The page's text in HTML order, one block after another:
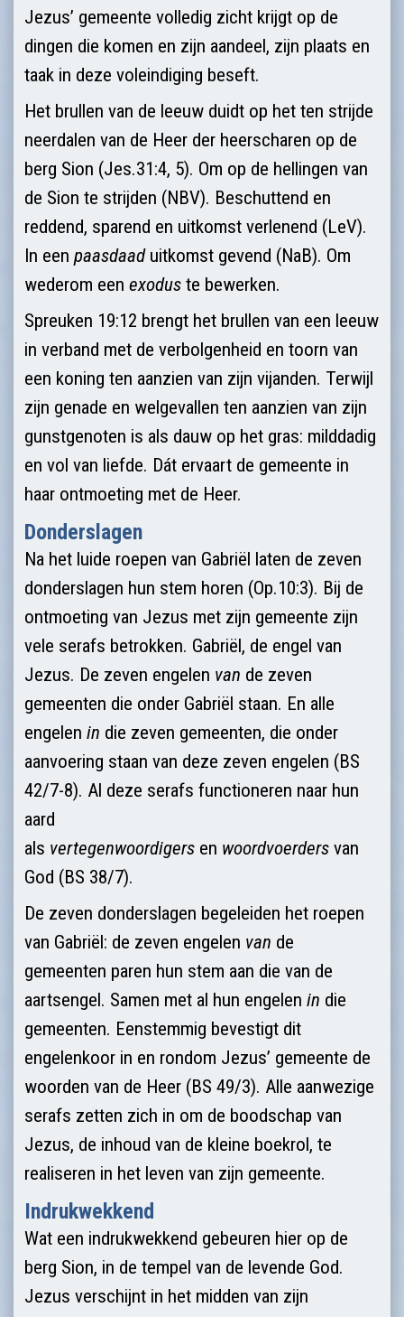
Jezus’ gemeente volledig zicht krijgt op de
dingen die komen en zijn aandeel, zijn plaats en
taak in deze voleindiging beseft.
Het brullen van de leeuw duidt op het ten strijde
neerdalen van de Heer der heerscharen op de
berg Sion (Jes.31:4, 5). Om op de hellingen van
de Sion te strijden (NBV). Beschuttend en
reddend, sparend en uitkomst verlenend (LeV).
In een paasdaaduitkomst gevend (NaB). Om
wederom een exodus te bewerken.
Spreuken 19:12 brengt het brullen van een leeuw
in verband met de verbolgenheid en toorn van
een koning ten aanzien van zijn vijanden. Terwijl
zijn genade en welgevallen ten aanzien van zijn
gunstgenoten is als dauw op het gras: milddadig
en vol van liefde. Dát ervaart de gemeente in
haar ontmoeting met de Heer.
Donderslagen
Na het luide roepen van Gabriël laten de zeven
donderslagen hun stem horen (Op.10:3). Bij de
ontmoeting van Jezus met zijn gemeente zijn
vele serafs betrokken. Gabriël, de engel van
Jezus. De zeven engelen van de zeven
gemeenten die onder Gabriël staan. En alle
engelen in die zeven gemeenten, die onder
aanvoering staan van deze zeven engelen (BS
42/7-8). Al deze serafs functioneren naar hun
aard
als vertegenwoordigers en woordvoerders van
God (BS 38/7).
De zeven donderslagen begeleiden het roepen
van Gabriël: de zeven engelen van de
gemeenten paren hun stem aan die van de
aartsengel. Samen met al hun engelen in die
gemeenten. Eenstemmig bevestigt dit
engelenkoor in en rondom Jezus’ gemeente de
woorden van de Heer (BS 49/3). Alle aanwezige
serafs zetten zich in om de boodschap van
Jezus, de inhoud van de kleine boekrol, te
realiseren in het leven van zijn gemeente.
Indrukwekkend
Wat een indrukwekkend gebeuren hier op de
berg Sion, in de tempel van de levende God.
Jezus verschijnt in het midden van zijn